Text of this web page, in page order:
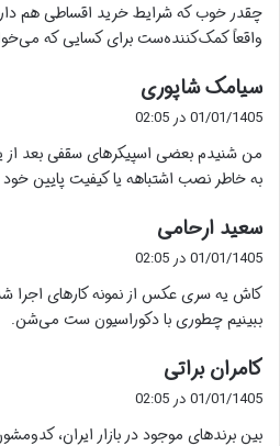
:
چقدر خوب که شرایط خرید اقساطی هم
واقعاً کمک‌کننده‌ست برای کسایی که
سیامک شاپوری
ف
:
01/01/1405 در 02:05
من شنیدم بعضی اسپیکرهای سقفی بعد از
به خاطر نصب اشتباهه یا کیفیت پایین خود
سعید ارحامی
ف
:
01/01/1405 در 02:05
کاش یه سری عکس از نمونه کارهای اجرا
ببینیم چطوری با دکوراسیون ست می‌شن.
کامران براتی
ف
:
01/01/1405 در 02:05
بین برندهای موجود در بازار ایران،